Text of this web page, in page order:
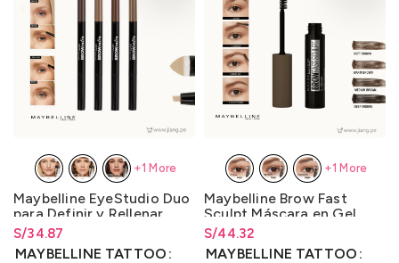
Maybelline EyeStudio Duo
para Definir y Rellenar
Cejas 500mg. / 110mg.
S/34.87
Rango de precios: desde
S/34.87hasta S/34.87
MAYBELLINE TATTOO
+1 More
Maybelline Brow Fast
Sculpt Máscara en Gel
para Cejas 2.75ml.
S/44.32
Rango de precios: desde
S/44.32hastaS/44.32
MAYBELLINE TATTOO
+1 More